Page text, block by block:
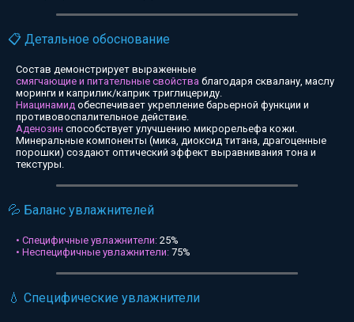
📋 Детальное обоснование
Состав демонстрирует выраженные
смягчающие и питательные свойства благодаря сквалану, маслу
моринги и каприлик/каприк триглицериду.
Ниацинамид обеспечивает укрепление барьерной функции и
противовоспалительное действие.
Аденозин способствует улучшению микрорельефа кожи.
Минеральные компоненты (мика, диоксид титана, драгоценные
порошки) создают оптический эффект выравнивания тона и
текстуры.
💦 Баланс увлажнителей
• Специфичные увлажнители: 25%
• Неспецифичные увлажнители: 75%
💧 Специфические увлажнители